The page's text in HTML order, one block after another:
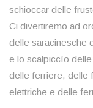
schioccar delle
Ci divertiremo ad
delle saracinesche
e lo scalpiccìo
delle ferriere, delle
elettriche e delle